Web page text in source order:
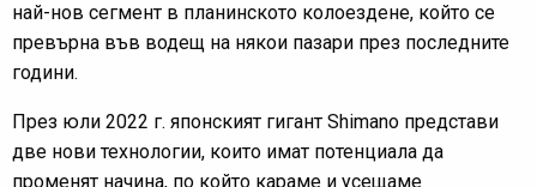
най-нов сегмент в планинското колоездене, който се
превърна във водещ на някои пазари през последните
години.
През юли 2022 г. японският гигант Shimano представи
две нови технологии, които имат потенциала да
променят начина, по който караме и усещаме